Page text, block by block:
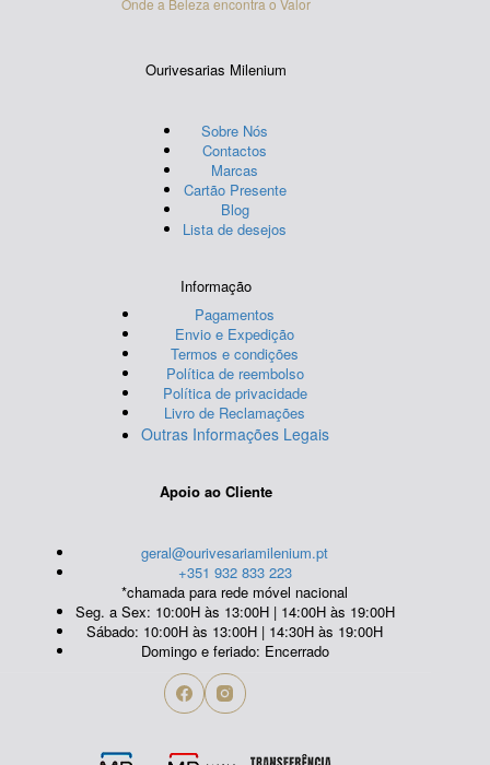
Onde a Beleza encontra o Valor
Ourivesarias Milenium
Sobre Nós
Contactos
Marcas
Cartão Presente
Blog
Lista de desejos
Informação
Pagamentos
Envio e Expedição
Termos e condições
Política de reembolso
Política de privacidade
Livro de Reclamações
Outras Informações Legais
Apoio ao Cliente
geral@ourivesariamilenium.pt
+351 932 833 223
*chamada para rede móvel nacional
Seg. a Sex: 10:00H às 13:00H | 14:00H às 19:00H
Sábado: 10:00H às 13:00H | 14:30H às 19:00H
Domingo e feriado: Encerrado